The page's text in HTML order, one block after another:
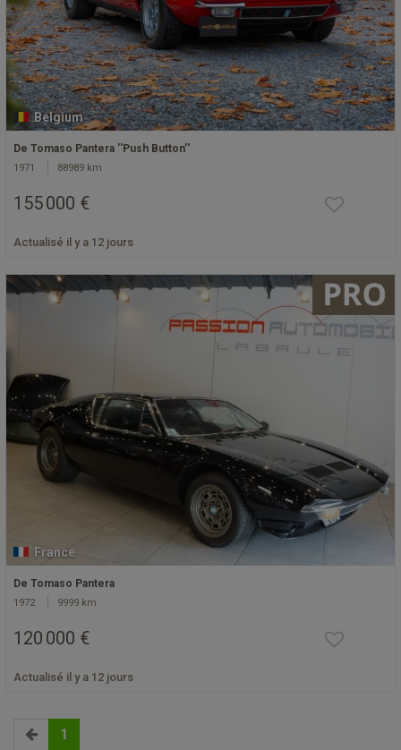
Belgium
De Tomaso Pantera ''Push Button''
1971 88989 km
155 000 €
Actualisé il y a 12 jours
France
De Tomaso Pantera
1972 9999 km
120 000 €
Actualisé il y a 12 jours
1